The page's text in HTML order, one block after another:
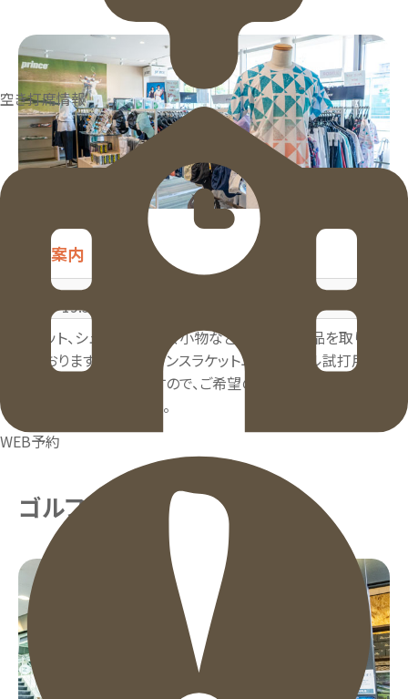
空き打席情報
WEB予約
営業案内
9:00～19:30
ラケット、シューズ、ウェア、小物など、数多くの商品を取り揃
えております。 また、プリンスラケットニューモデル試打用を
各種ご用意しておりますので、ご希望の方は、お気軽にフロン
トまでお申し出ください。
ゴルフクラフトショップ